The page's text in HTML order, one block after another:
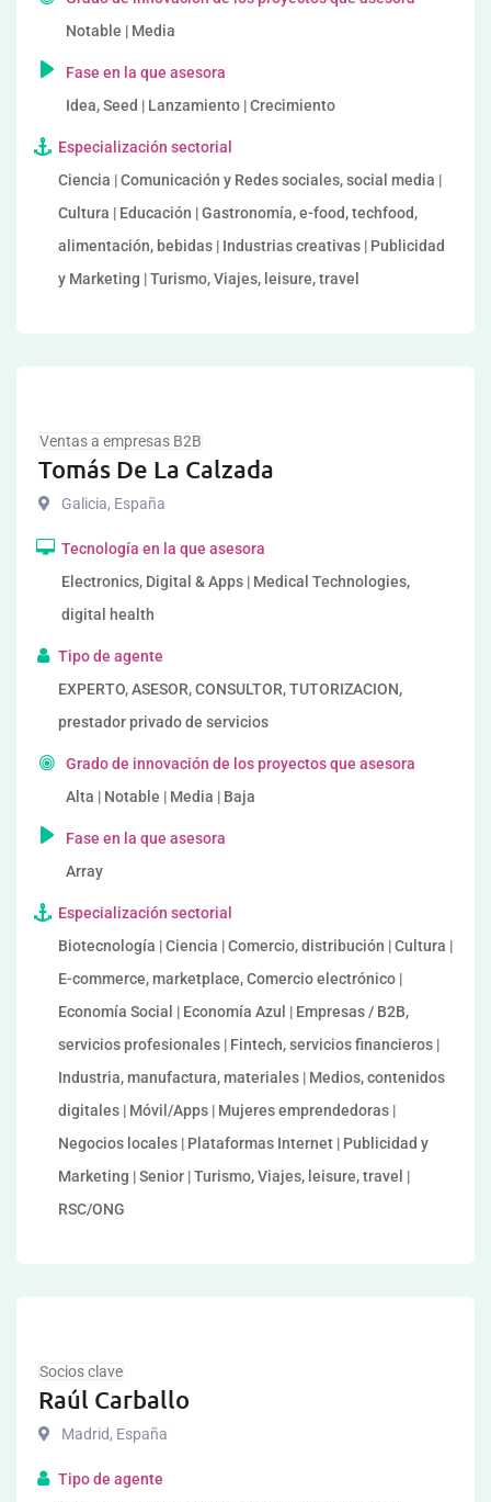
Notable | Media
Fase en la que asesora
Idea, Seed | Lanzamiento | Crecimiento
Especialización sectorial
Ciencia | Comunicación y Redes sociales, social media |
Cultura | Educación | Gastronomía, e-food, techfood,
alimentación, bebidas | Industrias creativas | Publicidad
y Marketing | Turismo, Viajes, leisure, travel
Ventas a empresas B2B
Tomás De La Calzada
Galicia, España
Tecnología en la que asesora
Electronics, Digital & Apps | Medical Technologies,
digital health
Tipo de agente
EXPERTO, ASESOR, CONSULTOR, TUTORIZACION,
prestador privado de servicios
Grado de innovación de los proyectos que asesora
Alta | Notable | Media | Baja
Fase en la que asesora
Array
Especialización sectorial
Biotecnología | Ciencia | Comercio, distribución | Cultura |
E-commerce, marketplace, Comercio electrónico |
Economía Social | Economía Azul | Empresas / B2B,
servicios profesionales | Fintech, servicios financieros |
Industria, manufactura, materiales | Medios, contenidos
digitales | Móvil/Apps | Mujeres emprendedoras |
Negocios locales | Plataformas Internet | Publicidad y
Marketing | Senior | Turismo, Viajes, leisure, travel |
RSC/ONG
Socios clave
Raúl Carballo
Madrid, España
Tipo de agente